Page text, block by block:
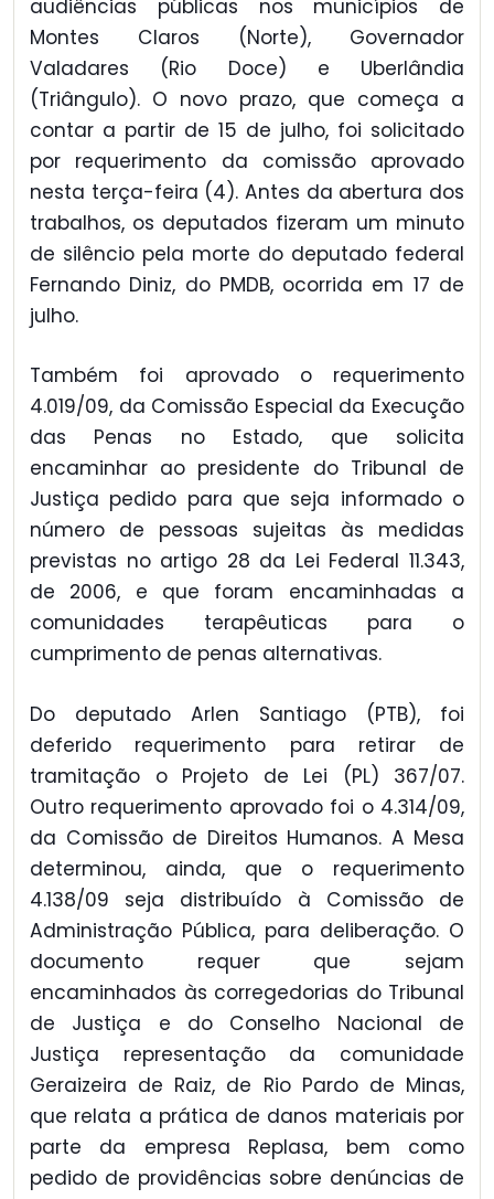
audiências públicas nos municípios de
Montes Claros (Norte), Governador
Valadares (Rio Doce) e Uberlândia
(Triângulo). O novo prazo, que começa a
contar a partir de 15 de julho, foi solicitado
por requerimento da comissão aprovado
nesta terça-feira (4). Antes da abertura dos
trabalhos, os deputados fizeram um minuto
de silêncio pela morte do deputado federal
Fernando Diniz, do PMDB, ocorrida em 17 de
julho.
Também foi aprovado o requerimento
4.019/09, da Comissão Especial da Execução
das Penas no Estado, que solicita
encaminhar ao presidente do Tribunal de
Justiça pedido para que seja informado o
número de pessoas sujeitas às medidas
previstas no artigo 28 da Lei Federal 11.343,
de 2006, e que foram encaminhadas a
comunidades terapêuticas para o
cumprimento de penas alternativas.
Do deputado Arlen Santiago (PTB), foi
deferido requerimento para retirar de
tramitação o Projeto de Lei (PL) 367/07.
Outro requerimento aprovado foi o 4.314/09,
da Comissão de Direitos Humanos. A Mesa
determinou, ainda, que o requerimento
4.138/09 seja distribuído à Comissão de
Administração Pública, para deliberação. O
documento requer que sejam
encaminhados às corregedorias do Tribunal
de Justiça e do Conselho Nacional de
Justiça representação da comunidade
Geraizeira de Raiz, de Rio Pardo de Minas,
que relata a prática de danos materiais por
parte da empresa Replasa, bem como
pedido de providências sobre denúncias de